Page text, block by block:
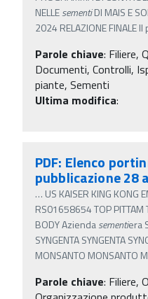
NELLEsementiDI MAIS E
2024 RELAZIONE FINALE
Parole chiave: Filiere,
Documenti, Controlli,
piante, Sementi
Ultima modifica:
PDF: Elenco
pubblicazione 28
… US KAISER KING KONG
RS01658654 TOP PITTAM
BODY Aziendasementiera
SYNGENTA SYNGENTA
MONSANTO MONSANTO
Parole chiave: Filiere,